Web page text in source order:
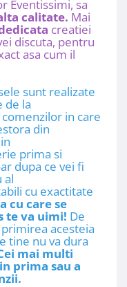
Eventissimi, sa
calitate. Mai
creatiei
discuta, pentru
asa cum il
sunt realizate
de la
in care
din
prima si
dupa ce vei fi
al
cu exactitate
cu care se
te va uimi! De
acesteia
tine nu va dura
mai multi
prima sau a